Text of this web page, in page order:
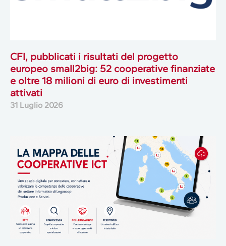
CFI, pubblicati i risultati del progetto
europeo small2big: 52 cooperative finanziate
e oltre 18 milioni di euro di investimenti
attivati
31 Luglio 2026